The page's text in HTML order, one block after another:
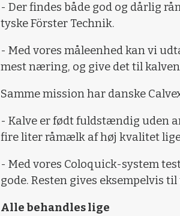
- Der findes både god og dårlig
tyske Förster Technik.
- Med vores måleenhed kan vi
mest næring, og give det til
Samme mission har danske
- Kalve er født fuldstændig uden
fire liter råmælk af høj kvalitet
- Med vores Coloquick-system
gode. Resten gives eksempelvis
Alle behandles lige